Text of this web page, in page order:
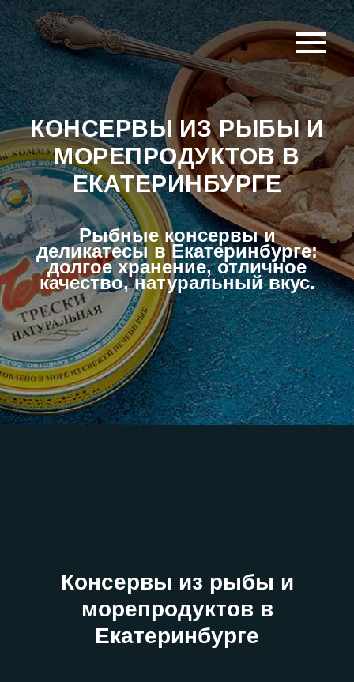
КОНСЕРВЫ ИЗ РЫБЫ И
МОРЕПРОДУКТОВ В
ЕКАТЕРИНБУРГЕ
Рыбные консервы и
деликатесы в Екатеринбурге:
долгое хранение, отличное
качество, натуральный вкус.
Консервы из рыбы и
морепродуктов в
Екатеринбурге